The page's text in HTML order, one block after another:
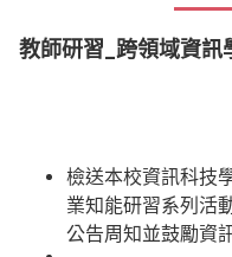
教師研習_跨領域資訊
檢送本校資訊科技
業知能研習系列活
公告周知並鼓勵資